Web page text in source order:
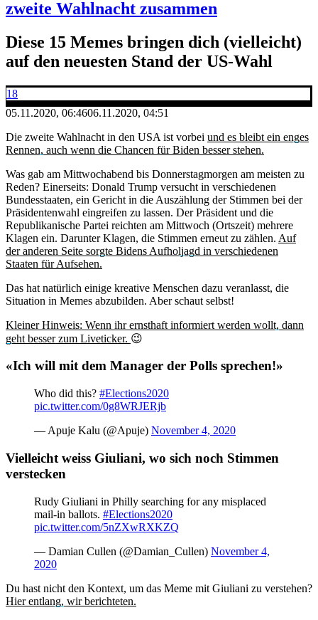
zweite Wahlnacht zusammen
Diese 15 Memes bringen dich (vielleicht)
auf den neuesten Stand der US-Wahl
18
05.11.2020, 06:4606.11.2020, 04:51
Die zweite Wahlnacht in den USA ist vorbei und es bleibt ein enges
Rennen, auch wenn die Chancen für Biden besser stehen.
Was gab am Mittwochabend bis Donnerstagmorgen am meisten zu
Reden? Einerseits: Donald Trump versucht in verschiedenen
Bundesstaaten, ein Gericht in die Auszählung der Stimmen bei der
Präsidentenwahl eingreifen zu lassen. Der Präsident und die
Republikanische Partei reichten am Mittwoch (Ortszeit) mehrere
Klagen ein. Darunter Klagen, die Stimmen erneut zu zählen. Auf
der anderen Seite sorgte Bidens Aufholjagd in verschiedenen
Staaten für Aufsehen.
Das hat natürlich einige kreative Menschen dazu veranlasst, die
Situation in Memes abzubilden. Aber schaut selbst!
Kleiner Hinweis: Wenn ihr ernsthaft informiert werden wollt, dann
geht besser zum Liveticker. 😉
«Ich will mit dem Manager der Polls sprechen!»
Who did this? #Elections2020
pic.twitter.com/0g8WRJERjb
— Apuje Kalu (@Apuje) November 4, 2020
Vielleicht weiss Giuliani, wo sich noch Stimmen
verstecken
Rudy Giuliani in Philly searching for any misplaced
mail-in ballots. #Elections2020
pic.twitter.com/5nZXwRXKZQ
— Damian Cullen (@Damian_Cullen) November 4,
2020
Du hast nicht den Kontext, um das Meme mit Giuliani zu verstehen?
Hier entlang, wir berichteten.